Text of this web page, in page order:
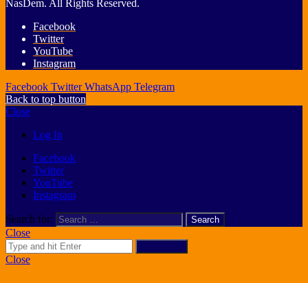
NasDem. All Rights Reserved.
Facebook
Twitter
YouTube
Instagram
Facebook Twitter WhatsApp Telegram
Back to top button
Close
Log In
Facebook
Twitter
YouTube
Instagram
Search for:
Close
Close